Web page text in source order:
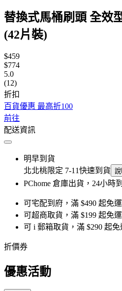
替換式馬桶刷頭 全效
(42片裝)
$459
$774
5.0
(12)
折扣
百貨優惠 最高折100
前往
配送資訊
明早到貨
北北桃限定 7-11快速到貨 說
PChome 倉庫出貨，24小時
可宅配到府，滿 $490 起免運
可超商取貨，滿 $199 起免運
可 i 郵箱取貨，滿 $290 起免
折價券
優惠活動